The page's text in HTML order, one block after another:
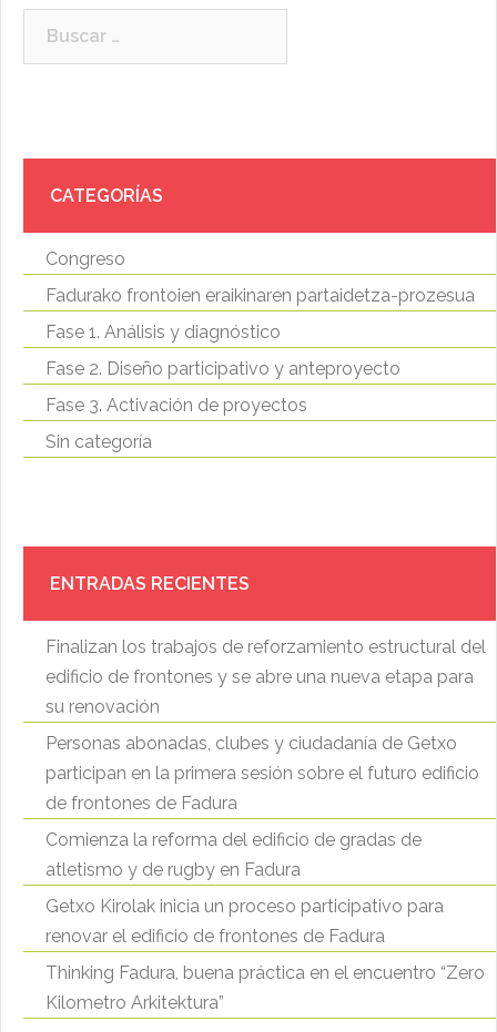
CATEGORÍAS
Congreso
Fadurako frontoien eraikinaren partaidetza-prozesua
Fase 1. Análisis y diagnóstico
Fase 2. Diseño participativo y anteproyecto
Fase 3. Activación de proyectos
Sin categoría
ENTRADAS RECIENTES
Finalizan los trabajos de reforzamiento estructural del
edificio de frontones y se abre una nueva etapa para
su renovación
Personas abonadas, clubes y ciudadanía de Getxo
participan en la primera sesión sobre el futuro edificio
de frontones de Fadura
Comienza la reforma del edificio de gradas de
atletismo y de rugby en Fadura
Getxo Kirolak inicia un proceso participativo para
renovar el edificio de frontones de Fadura
Thinking Fadura, buena práctica en el encuentro “Zero
Kilometro Arkitektura”